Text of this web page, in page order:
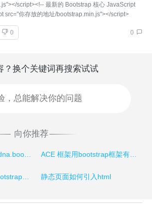
script><!-- 最新的 Bootstrap 核心 JavaScript
src="你存放的地址/bootstrap.min.js"></script>
0 0
？换个关键词再搜索试试
向你推荐
bootstrap框架: //netdna.bootstrapcdn.com/bootstrap/3.1.1/css/bootstrap.min.css ACE 框架用bootstrap框架有什么优势？
静态页面如何引入html